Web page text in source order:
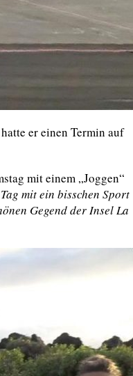
er einen Termin auf
mit einem „Joggen“
mit ein bisschen Sport
Gegend der Insel La